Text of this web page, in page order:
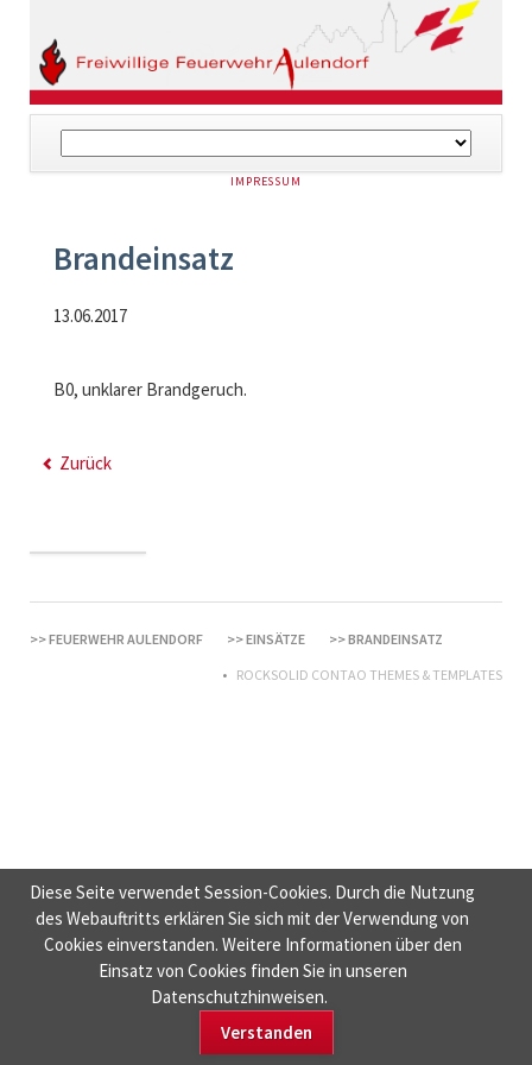
Navigation
überspringen
NAVIGATION
IMPRESSUM
Brandeinsatz
13.06.2017
B0, unklarer Brandgeruch.
Zurück
FEUERWEHR AULENDORF EINSÄTZE
BRANDEINSATZ
ROCKSOLID CONTAO THEMES & TEMPLATES
Diese Seite verwendet Session-Cookies. Durch die Nutzung
des Webauftritts erklären Sie sich mit der Verwendung von
Cookies einverstanden. Weitere Informationen über den
Einsatz von Cookies finden Sie in unseren
Datenschutzhinweisen.
Verstanden